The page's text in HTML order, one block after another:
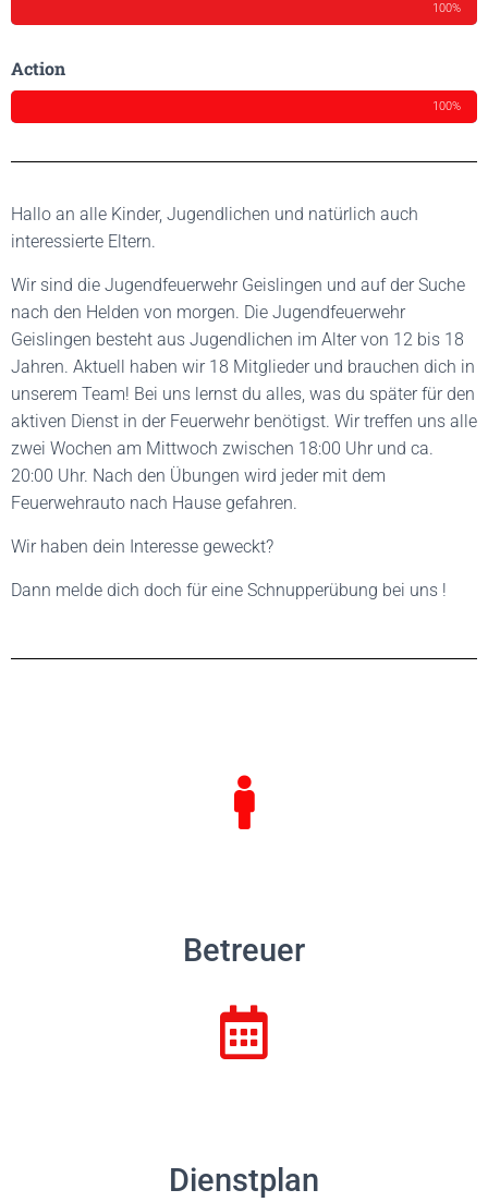
100%
Action
100%
Hallo an alle Kinder, Jugendlichen und natürlich auch
interessierte Eltern.
Wir sind die Jugendfeuerwehr Geislingen und auf der Suche
nach den Helden von morgen. Die Jugendfeuerwehr
Geislingen besteht aus Jugendlichen im Alter von 12 bis 18
Jahren. Aktuell haben wir 18 Mitglieder und brauchen dich in
unserem Team! Bei uns lernst du alles, was du später für den
aktiven Dienst in der Feuerwehr benötigst. Wir treffen uns alle
zwei Wochen am Mittwoch zwischen 18:00 Uhr und ca.
20:00 Uhr. Nach den Übungen wird jeder mit dem
Feuerwehrauto nach Hause gefahren.
Wir haben dein Interesse geweckt?
Dann melde dich doch für eine Schnupperübung bei uns !
Betreuer
Dienstplan